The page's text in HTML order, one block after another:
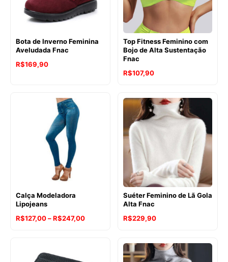
Bota de Inverno Feminina
Aveludada Fnac
R$169,90
Top Fitness Feminino com
Bojo de Alta Sustentação
Fnac
R$107,90
Calça Modeladora
Lipojeans
R$127,00–R$247,00Faixa
Suéter Feminino de Lã Gola
Alta Fnac
R$229,90